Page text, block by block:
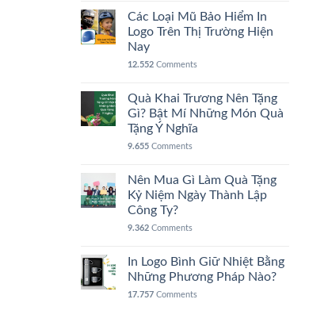
Các Loại Mũ Bảo Hiểm In
Logo Trên Thị Trường Hiện
Nay
12.552 Comments
Quà Khai Trương Nên Tặng
Gì? Bật Mí Những Món Quà
Tặng Ý Nghĩa
9.655 Comments
Nên Mua Gì Làm Quà Tặng
Kỷ Niệm Ngày Thành Lập
Công Ty?
9.362 Comments
In Logo Bình Giữ Nhiệt Bằng
Những Phương Pháp Nào?
17.757 Comments